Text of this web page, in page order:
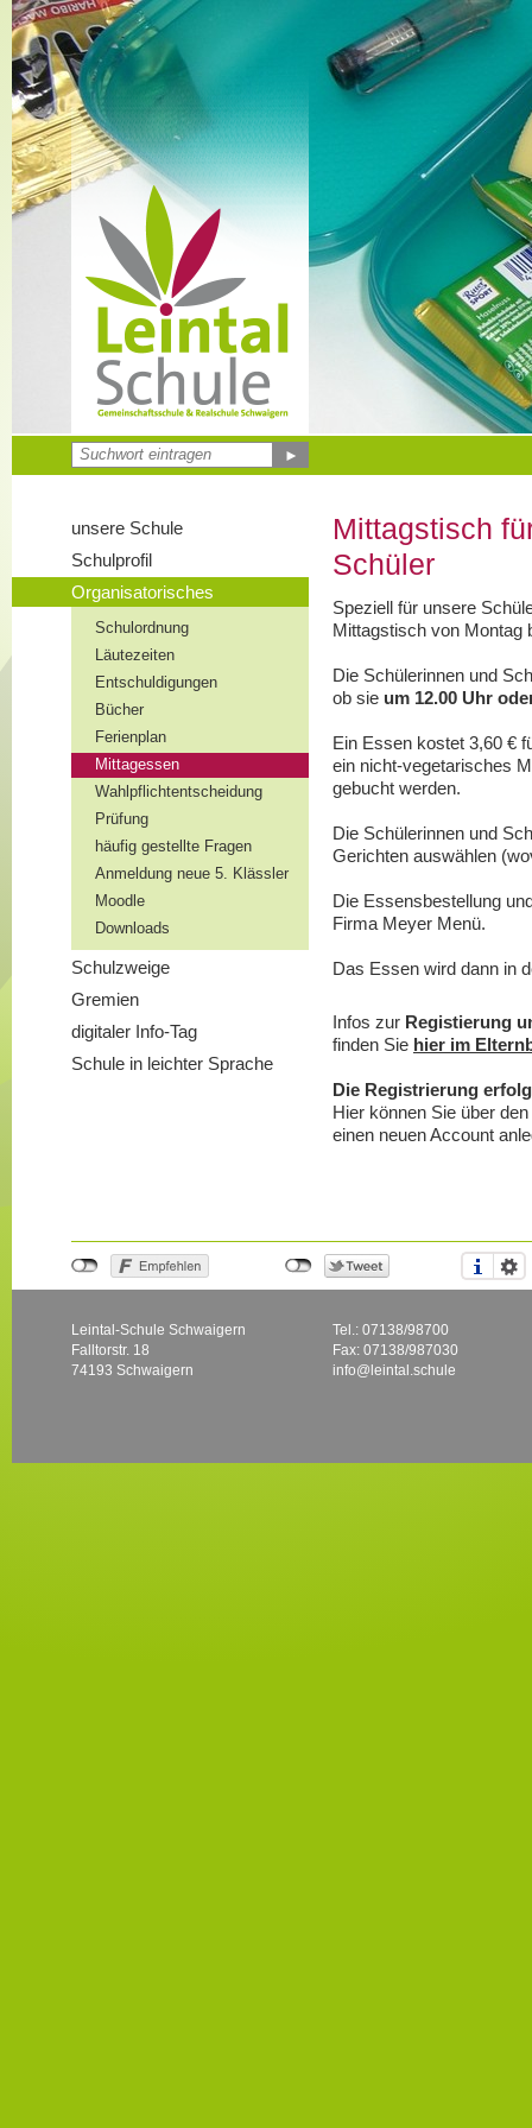
►
unsere Schule
Schulprofil
Organisatorisches
Schulordnung
Läutezeiten
Entschuldigungen
Bücher
Ferienplan
Mittagessen
Wahlpflichtentscheidung
Prüfung
häufig gestellte Fragen
Anmeldung neue 5. Klässler
Moodle
Downloads
Schulzweige
Gremien
digitaler Info-Tag
Schule in leichter Sprache
Mittagstisch
Schüler
Speziell für unsere
Mittagstisch von Montag
Die Schülerinnen und
ob sie um 12.00 Uhr
Ein Essen kostet 3,60 €
ein nicht-vegetarisches
gebucht werden.
Die Schülerinnen und
Gerichten auswählen
Die Essensbestellung
Firma Meyer Menü.
Das Essen wird dann in
Infos zur Registierung
finden Sie hier im
Die Registrierung
Hier können Sie über
einen neuen Account
Leintal-Schule Schwaigern
Falltorstr. 18
74193 Schwaigern
Tel.: 07138/98700
Fax: 07138/987030
info@leintal.schule